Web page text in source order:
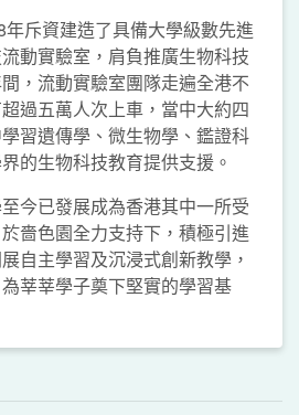
斥資建造了具備大學級數先進
動實驗室，肩負推廣生物科技
，流動實驗室團隊走遍全港不
過五萬人次上車，當中大約四
習遺傳學、微生物學、鑑證科
的生物科技教育提供支援。
今已發展成為香港其中一所受
嗇色園全力支持下，積極引進
自主學習及沉浸式創新教學，
莘莘學子奠下堅實的學習基